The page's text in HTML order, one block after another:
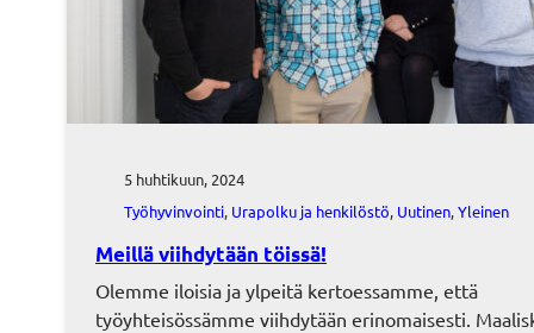
5 huhtikuun, 2024
Työhyvinvointi, Urapolku ja henkilöstö, Uutinen, Yleinen
Meillä viihdytään töissä!
Olemme iloisia ja ylpeitä kertoessamme, että
työyhteisössämme viihdytään erinomaisesti.